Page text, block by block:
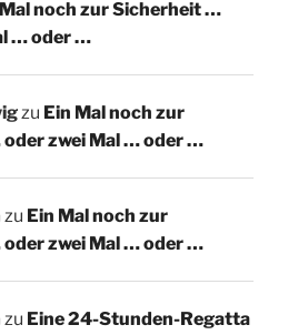
noch zur Sicherheit …
… oder …
zu Ein Mal noch zur
zwei Mal … oder …
zu Ein Mal noch zur
zwei Mal … oder …
zu Eine 24-Stunden-Regatta